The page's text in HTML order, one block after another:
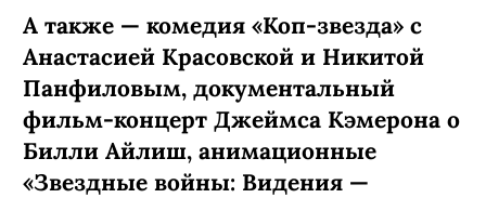
А также — комедия «Коп-звезда» с
Анастасией Красовской и Никитой
Панфиловым, документальный
фильм-концерт Джеймса Кэмерона о
Билли Айлиш, анимационные
«Звездные войны: Видения —